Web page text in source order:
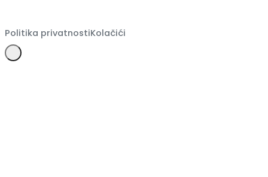
Politika privatnostiKolačići